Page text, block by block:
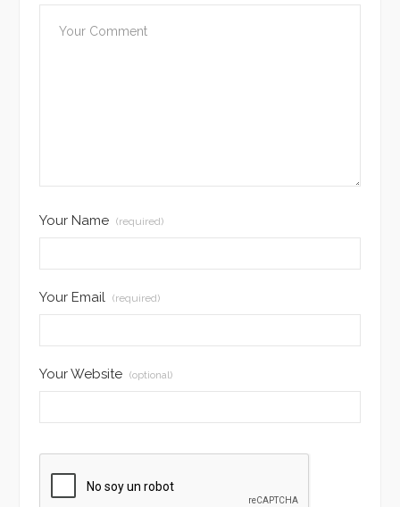
Your Name (required)
Your Email (required)
Your Website (optional)